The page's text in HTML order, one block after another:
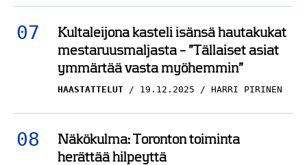
Kultaleijona kasteli isänsä hautakukat
mestaruusmaljasta – ”Tällaiset asiat
ymmärtää vasta myöhemmin”
HAASTATTELUT 19.12.2025 HARRI PIRINEN
Näkökulma: Toronton toiminta
herättää hilpeyttä